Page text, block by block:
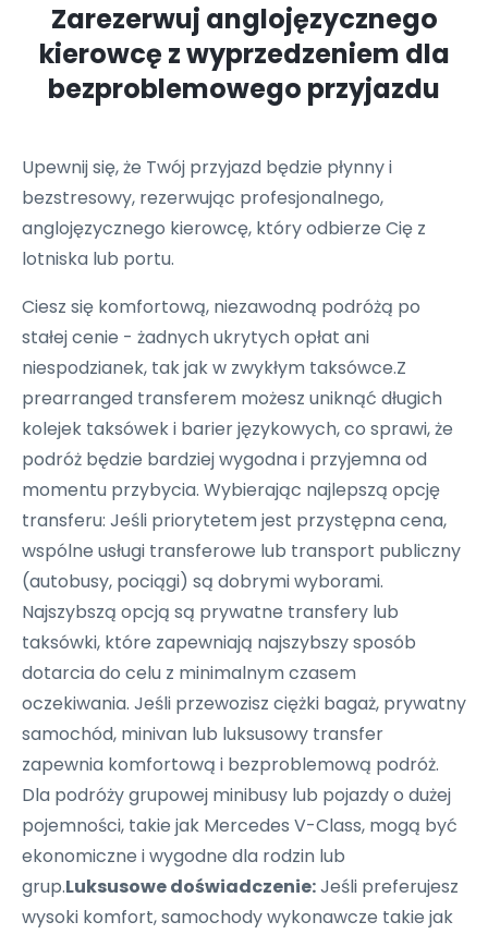
Zarezerwuj anglojęzycznego
kierowcę z wyprzedzeniem dla
bezproblemowego przyjazdu
Upewnij się, że Twój przyjazd będzie płynny i
bezstresowy, rezerwując profesjonalnego,
anglojęzycznego kierowcę, który odbierze Cię z
lotniska lub portu.
Ciesz się komfortową, niezawodną podróżą po
stałej cenie - żadnych ukrytych opłat ani
niespodzianek, tak jak w zwykłym taksówce.Z
prearranged transferem możesz uniknąć długich
kolejek taksówek i barier językowych, co sprawi, że
podróż będzie bardziej wygodna i przyjemna od
momentu przybycia. Wybierając najlepszą opcję
transferu: Jeśli priorytetem jest przystępna cena,
wspólne usługi transferowe lub transport publiczny
(autobusy, pociągi) są dobrymi wyborami.
Najszybszą opcją są prywatne transfery lub
taksówki, które zapewniają najszybszy sposób
dotarcia do celu z minimalnym czasem
oczekiwania. Jeśli przewozisz ciężki bagaż, prywatny
samochód, minivan lub luksusowy transfer
zapewnia komfortową i bezproblemową podróż.
Dla podróży grupowej minibusy lub pojazdy o dużej
pojemności, takie jak Mercedes V-Class, mogą być
ekonomiczne i wygodne dla rodzin lub
grup.Luksusowe doświadczenie:Jeśli preferujesz
wysoki komfort, samochody wykonawcze takie jak